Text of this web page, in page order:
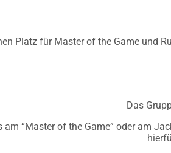
Platz für Master of the Game und
Das
am “Master of the Game” oder am